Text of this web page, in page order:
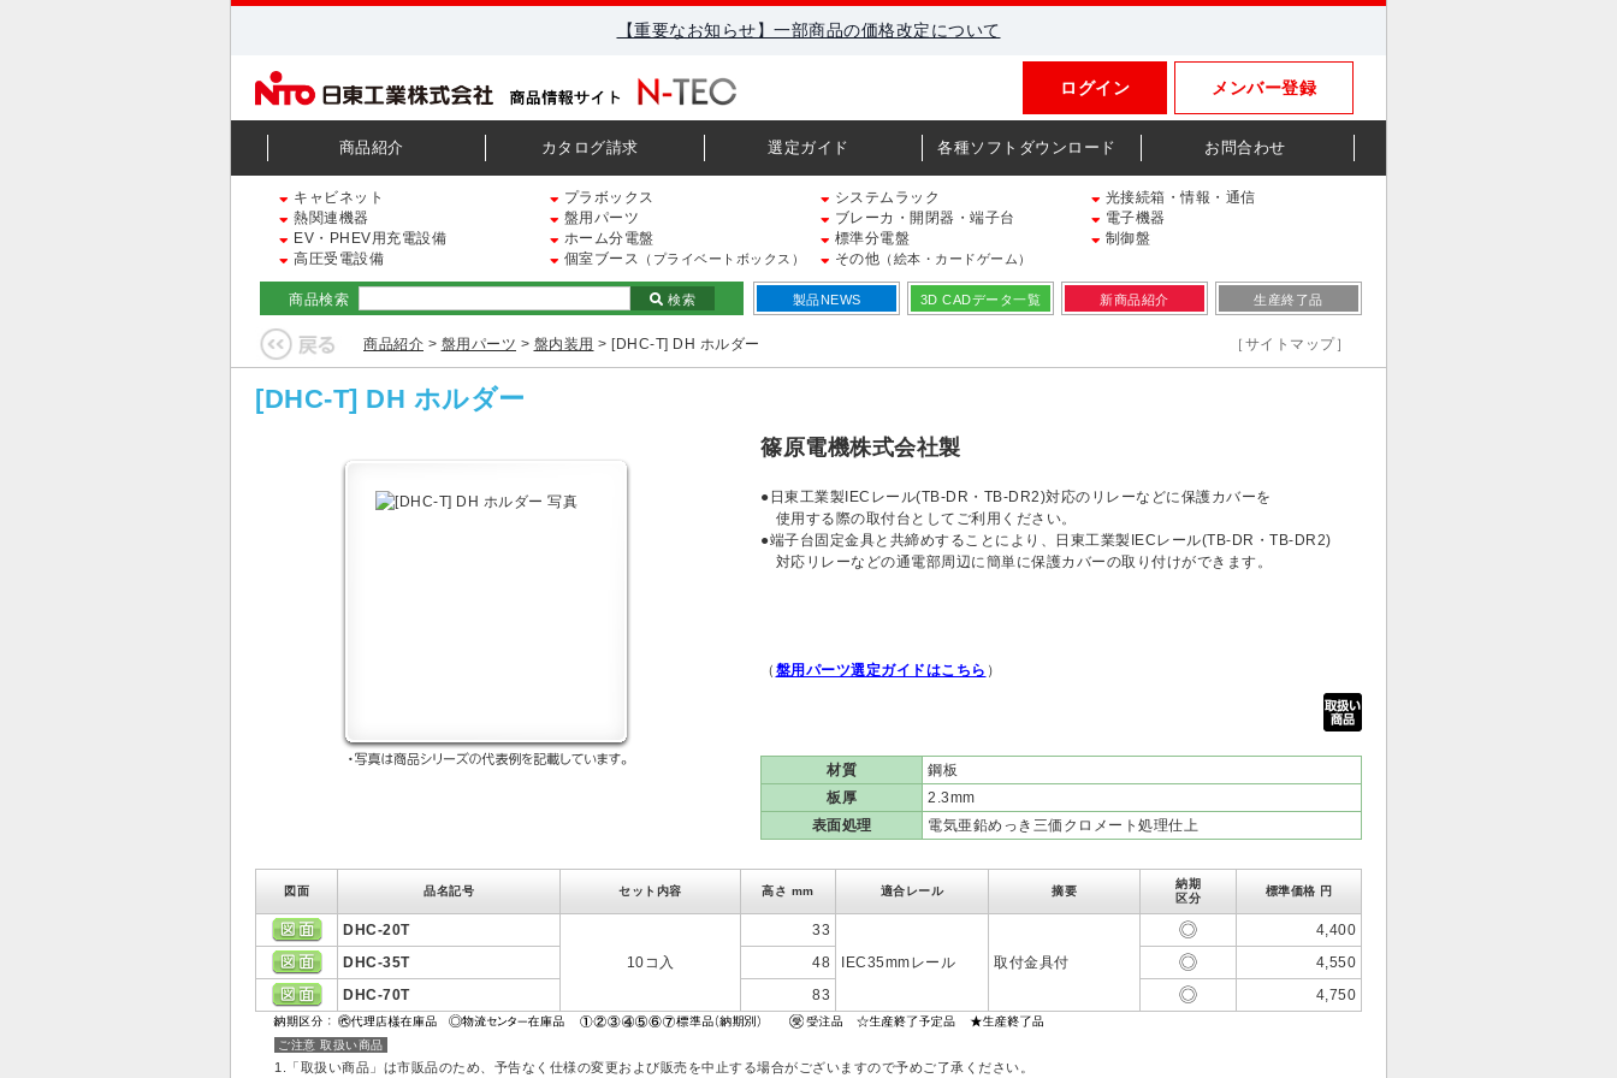
【重要なお知らせ】一部商品の価格改定について
メンバー登録
ログイン
商品紹介 カタログ請求 選定ガイド 各種ソフトダウンロード お問合わせ
キャビネット プラボックス システムラック
光接続箱・情報・通信
熱関連機器
盤用パーツ ブレーカ・開閉器・端子台
電子機器
EV・PHEV用充電設備
ホーム分電盤 標準分電盤
制御盤
高圧受電設備
個室ブース （プライベートボックス） その他 （絵本・カードゲーム）
商品検索 検索 製品NEWS 3D CADデータ一覧 新商品紹介 生産終了品
商品紹介 > 盤用パーツ > 盤内装用 > [DHC-T] DH ホルダー ［サイトマップ］
[DHC-T] DH ホルダー
篠原電機株式会社製
●日東工業製IECレール(TB-DR・TB-DR2)対応のリレーなどに保護カバーを
使用する際の取付台としてご利用ください。
●端子台固定金具と共締めすることにより、日東工業製IECレール(TB-DR・TB-DR2)
対応リレーなどの通電部周辺に簡単に保護カバーの取り付けができます。
（ 盤用パーツ選定ガイドはこちら ）
材質
鋼板
板厚
2.3mm
表面処理
電気亜鉛めっき三価クロメート処理仕上
図面 品名記号 セット内容 高さ mm 適合レール 摘要
納期
区分
標準価格 円
DHC-20T
10コ入
33
IEC35mmレール
取付金具付
4,400
DHC-35T
48
4,550
DHC-70T
83 4,750
ご注意 取扱い商品
1.「取扱い商品」は市販品のため、予告なく仕様の変更および販売を中止する場合がございますので予めご了承ください。